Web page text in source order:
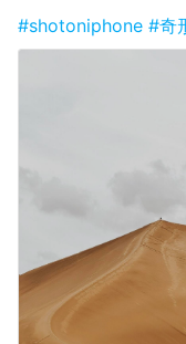
#shotoniphone #奇